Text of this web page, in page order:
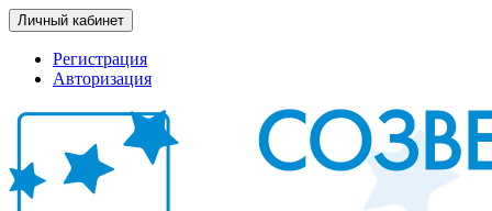
Личный кабинет
Регистрация
Авторизация